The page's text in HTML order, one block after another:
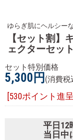
ゆらぎ肌にヘルシー
【セット割】
ェクターセッ
セット特別価格
5,300円 (消費税
[530ポイント進
平日12
当日中